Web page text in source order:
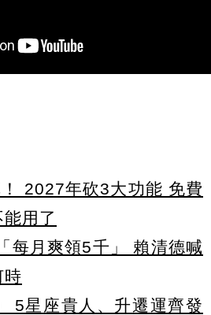
2027年砍3大功能 免費
用了
每月爽領5千」 賴清德喊
時
5星座貴人、升遷運齊發